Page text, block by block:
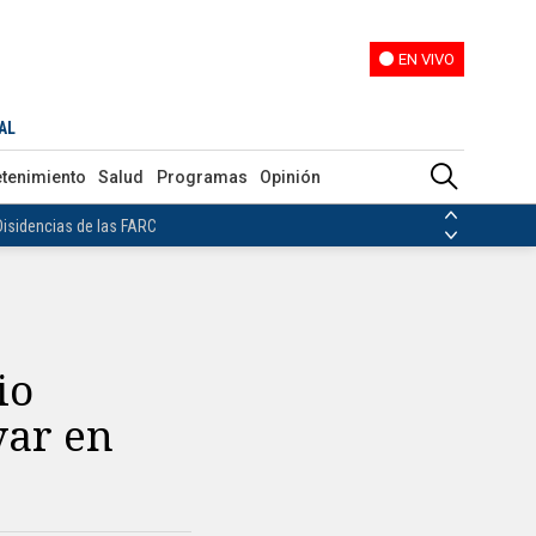
EN VIVO
Salud Programas Opinión
de las FARC
de las FARC
en